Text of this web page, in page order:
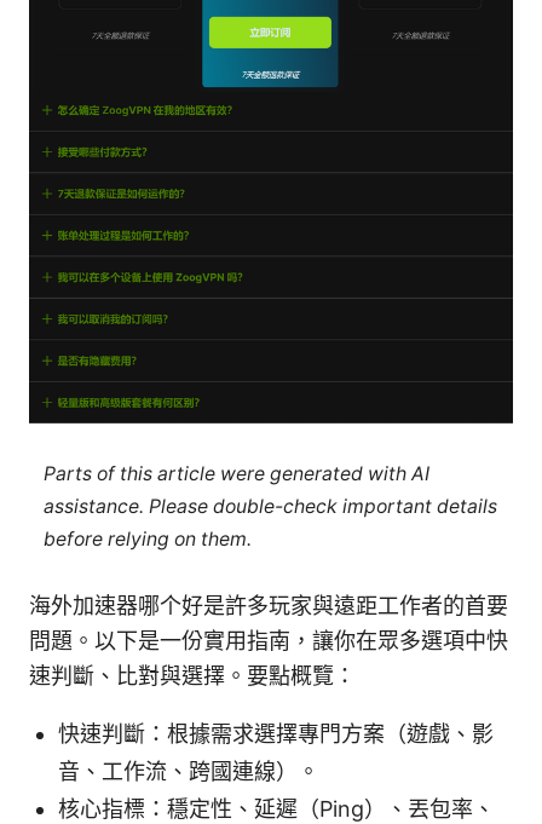
Parts of this article were generated with AI
assistance. Please double-check important details
before relying on them.
海外加速器哪个好是許多玩家與遠距工作者的首要
問題。以下是一份實用指南，讓你在眾多選項中快
速判斷、比對與選擇。要點概覽：
快速判斷：根據需求選擇專門方案（遊戲、影
音、工作流、跨國連線）。
核心指標：穩定性、延遲（Ping）、丟包率、